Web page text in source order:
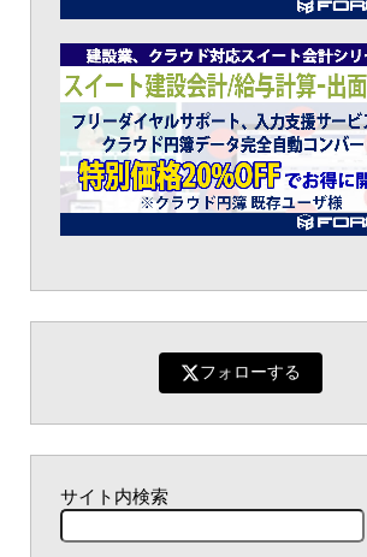
フォローする
サイト内検索